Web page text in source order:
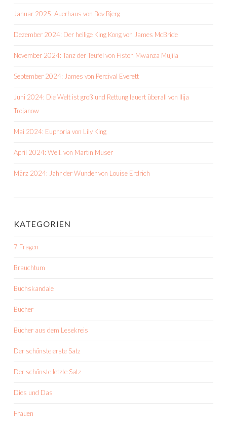
Januar 2025: Auerhaus von Bov Bjerg
Dezember 2024: Der heilige King Kong von James McBride
November 2024: Tanz der Teufel von Fiston Mwanza Mujila
September 2024: James von Percival Everett
Juni 2024: Die Welt ist groß und Rettung lauert überall von Ilija
Trojanow
Mai 2024: Euphoria von Lily King
April 2024: Weil. von Martin Muser
März 2024: Jahr der Wunder von Louise Erdrich
KATEGORIEN
7 Fragen
Brauchtum
Buchskandale
Bücher
Bücher aus dem Lesekreis
Der schönste erste Satz
Der schönste letzte Satz
Dies und Das
Frauen